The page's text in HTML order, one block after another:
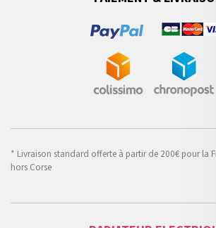
* Livraison standard offerte à partir de 200€ pour la
hors Corse